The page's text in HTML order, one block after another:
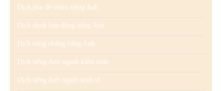
Dịch phụ đề video tiếng Anh
Dịch thuật hợp đồng tiếng Anh
Dịch công chứng tiếng Anh
Dịch tiếng Anh ngành kiểm toán
Dịch tiếng Anh ngành kinh tế